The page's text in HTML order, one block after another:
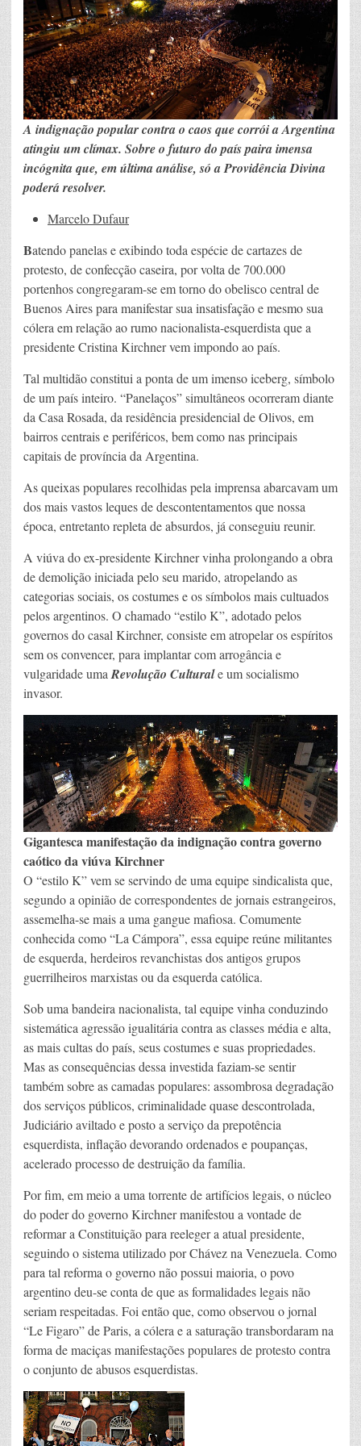
A indignação popular contra o caos que corrói a Argentina
atingiu um clímax. Sobre o futuro do país paira imensa
incógnita que, em última análise, só a Providência Divina
poderá resolver.
Marcelo Dufaur
Batendo panelas e exibindo toda espécie de cartazes de
protesto, de confecção caseira, por volta de 700.000
portenhos congregaram-se em torno do obelisco central de
Buenos Aires para manifestar sua insatisfação e mesmo sua
cólera em relação ao rumo nacionalista-esquerdista que a
presidente Cristina Kirchner vem impondo ao país.
Tal multidão constitui a ponta de um imenso iceberg, símbolo
de um país inteiro. “Panelaços” simultâneos ocorreram diante
da Casa Rosada, da residência presidencial de Olivos, em
bairros centrais e periféricos, bem como nas principais
capitais de província da Argentina.
As queixas populares recolhidas pela imprensa abarcavam um
dos mais vastos leques de descontentamentos que nossa
época, entretanto repleta de absurdos, já conseguiu reunir.
A viúva do ex-presidente Kirchner vinha prolongando a obra
de demolição iniciada pelo seu marido, atropelando as
categorias sociais, os costumes e os símbolos mais cultuados
pelos argentinos. O chamado “estilo K”, adotado pelos
governos do casal Kirchner, consiste em atropelar os espíritos
sem os convencer, para implantar com arrogância e
vulgaridade umaRevolução Culturale um socialismo
invasor.
Gigantesca manifestação da indignação contra governo
caótico da viúva Kirchner
O “estilo K” vem se servindo de uma equipe sindicalista que,
segundo a opinião de correspondentes de jornais estrangeiros,
assemelha-se mais a uma gangue mafiosa. Comumente
conhecida como “La Cámpora”, essa equipe reúne militantes
de esquerda, herdeiros revanchistas dos antigos grupos
guerrilheiros marxistas ou da esquerda católica.
Sob uma bandeira nacionalista, tal equipe vinha conduzindo
sistemática agressão igualitária contra as classes média e alta,
as mais cultas do país, seus costumes e suas propriedades.
Mas as consequências dessa investida faziam-se sentir
também sobre as camadas populares: assombrosa degradação
dos serviços públicos, criminalidade quase descontrolada,
Judiciário aviltado e posto a serviço da prepotência
esquerdista, inflação devorando ordenados e poupanças,
acelerado processo de destruição da família.
Por fim, em meio a uma torrente de artifícios legais, o núcleo
do poder do governo Kirchner manifestou a vontade de
reformar a Constituição para reeleger a atual presidente,
seguindo o sistema utilizado por Chávez na Venezuela. Como
para tal reforma o governo não possui maioria, o povo
argentino deu-se conta de que as formalidades legais não
seriam respeitadas. Foi então que, como observou o jornal
“Le Figaro” de Paris, a cólera e a saturação transbordaram na
forma de maciças manifestações populares de protesto contra
o conjunto de abusos esquerdistas.